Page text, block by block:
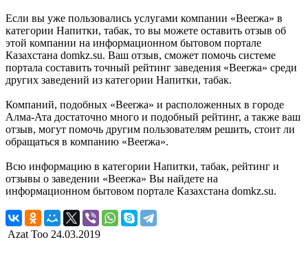
Если вы уже пользовались услугами компании «Beerжа» в
категории Напитки, табак, то вы можете оставить отзыв об
этой компании на информационном бытовом портале
Казахстана domkz.su. Ваш отзыв, сможет помочь системе
портала составить точный рейтинг заведения «Beerжа» среди
других заведений из категории Напитки, табак.
Компаний, подобных «Beerжа» и расположенных в городе
Алма-Ата достаточно много и подобный рейтинг, а также ваш
отзыв, могут помочь другим пользователям решить, стоит ли
обращаться в компанию «Beerжа».
Всю информацию в категории Напитки, табак, рейтинг и
отзывы о заведении «Beerжа» Вы найдете на
информационном бытовом портале Казахстана domkz.su.
Azat Too 24.03.2019